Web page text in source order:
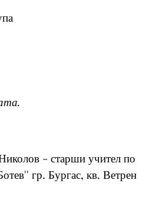
- старши учител по
гр. Бургас, кв. Ветрен